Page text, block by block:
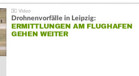
Drohnenvorfälle in Leipzig:
ERMITTLUNGEN AM FLUGHAFEN
GEHEN WEITER